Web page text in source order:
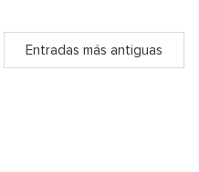
Entradas más antiguas